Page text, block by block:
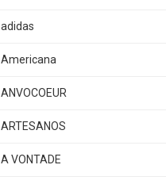
adidas
Americana
ANVOCOEUR
ARTESANOS
A VONTADE